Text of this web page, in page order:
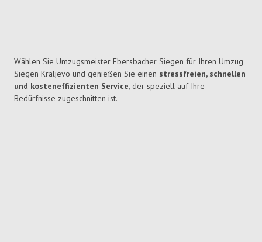
Wählen Sie Umzugsmeister Ebersbacher Siegen für Ihren Umzug
Siegen Kraljevo und genießen Sie einen stressfreien, schnellen
und kosteneffizienten Service, der speziell auf Ihre
Bedürfnisse zugeschnitten ist.